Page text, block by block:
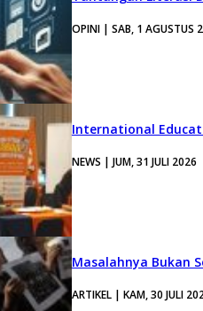
OPINI | SAB, 1 AGUSTUS
International
NEWS | JUM, 31 JULI 2026
Masalahnya Bukan
ARTIKEL | KAM, 30 JULI